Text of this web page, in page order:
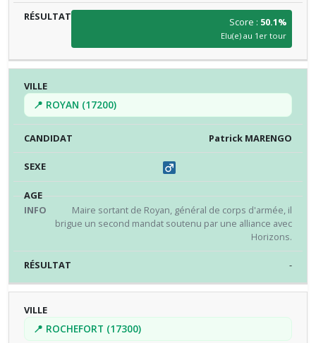
Score : 50.1%
Elu(e) au 1er tour
📍 ROYAN (17200)
Patrick MARENGO
Maire sortant de Royan, général de corps d'armée, il
brigue un second mandat soutenu par une alliance avec
Horizons.
-
📍 ROCHEFORT (17300)